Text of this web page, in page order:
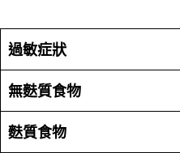
過敏症狀
無麩質食物
麩質食物